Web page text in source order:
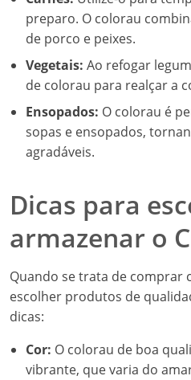
preparo. O colorau
de porco e peixes.
Vegetais: Ao refogar
de colorau para realçar a
Ensopados: O colorau é
sopas e ensopados,
agradáveis.
Dicas para
armazenar o
Quando se trata de comprar
escolher produtos de
dicas:
Cor: O colorau de boa
vibrante, que varia do